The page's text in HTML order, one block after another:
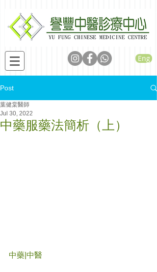
Eng
Post
中藥服藥法簡析（上）
葉健棠醫師
Jul 30, 2022
中藥|中醫